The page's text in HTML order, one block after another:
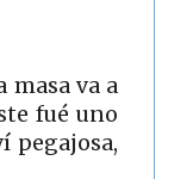
masa va a
fué uno
pegajosa,